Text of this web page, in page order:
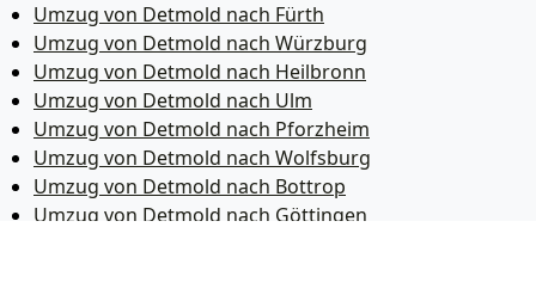
Umzug von Detmold nach Fürth
Umzug von Detmold nach Würzburg
Umzug von Detmold nach Heilbronn
Umzug von Detmold nach Ulm
Umzug von Detmold nach Pforzheim
Umzug von Detmold nach Wolfsburg
Umzug von Detmold nach Bottrop
Umzug von Detmold nach Göttingen